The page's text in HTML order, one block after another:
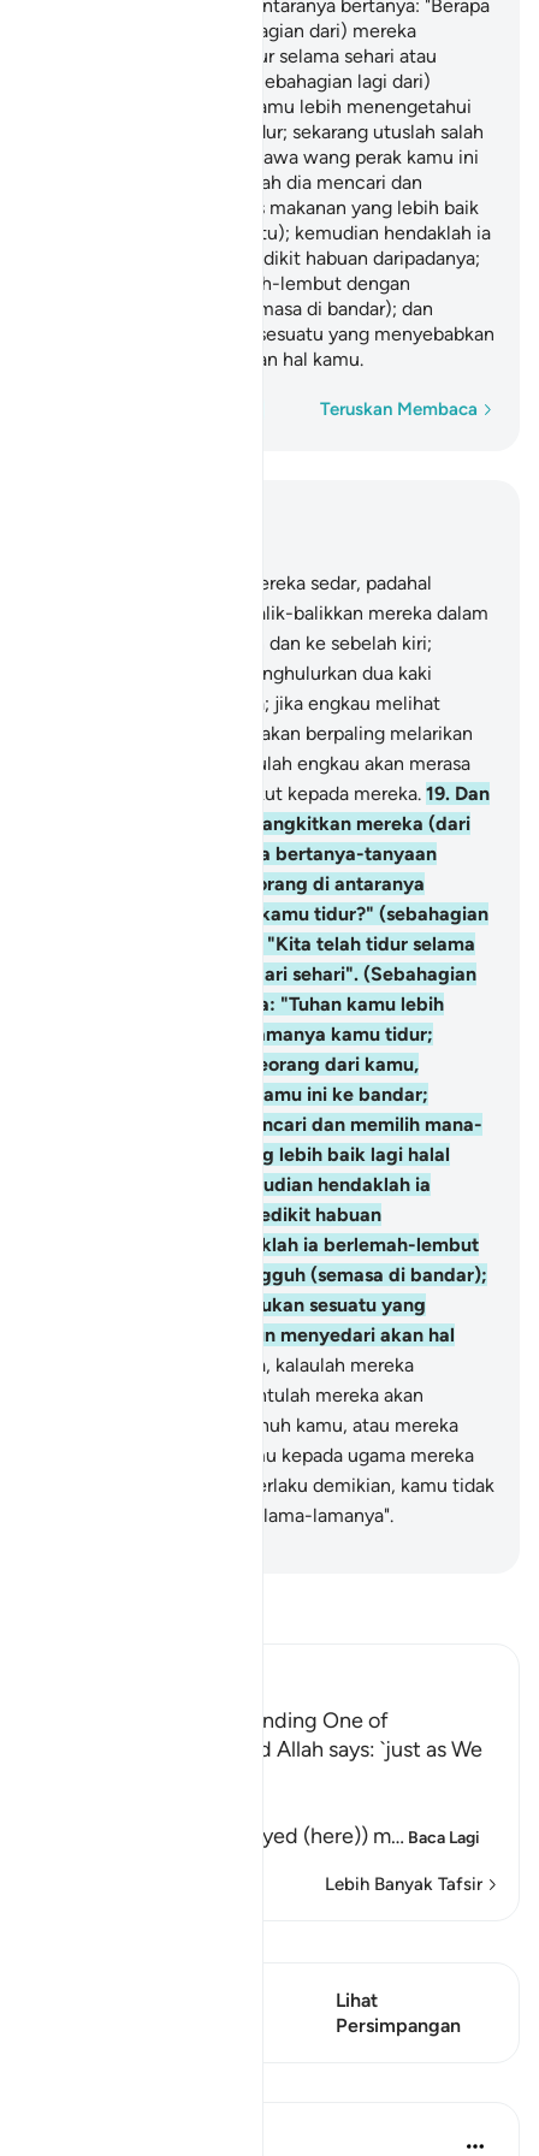
sendiri. Salah seorang di antaranya bertanya: "Berapa
lama kamu tidur?" (sebahagian dari) mereka
menjawab: "Kita telah tidur selama sehari atau
sebahagian dari sehari". (Sebahagian lagi dari)
mereka berkata: "Tuhan kamu lebih menengetahui
tentang lamanya kamu tidur; sekarang utuslah salah
seorang dari kamu, membawa wang perak kamu ini
ke bandar; kemudian biarlah dia mencari dan
memilih mana-mana jenis makanan yang lebih baik
lagi halal (yang dijual di situ); kemudian hendaklah ia
membawa untuk kamu sedikit habuan daripadanya;
dan hendaklah ia berlemah-lembut dengan
bersungguh-sungguh (semasa di bandar); dan
janganlah dia melakukan sesuatu yang menyebabkan
sesiapapun menyedari akan hal kamu.
Teruskan Membaca
Their awakening and sending One of
Themselves to buy Food Allah says: `just as We
(How long have you stayed (here)) m… Baca Lagi
Lebih Banyak Tafsir
Lihat
Persimpangan
Dan engkau sangka mereka sedar, padahal
mereka tidur; dan Kami balik-balikkan mereka dalam
tidurnya ke sebelah kanan dan ke sebelah kiri;
sedang anjing mereka menghulurkan dua kaki
depannya dekat pintu gua; jika engkau melihat
mereka, tentulah engkau akan berpaling melarikan
diri dari mereka, dan tentulah engkau akan merasa
sepenuh-penuh gerun takut kepada mereka. 19. Dan
demikianlah pula Kami bangkitkan mereka (dari
tidurnya), supaya mereka bertanya-tanyaan
sesama sendiri. Salah seorang di antaranya
bertanya: "Berapa lama kamu tidur?" (sebahagian
dari) mereka menjawab: "Kita telah tidur selama
sehari atau sebahagian dari sehari". (Sebahagian
lagi dari) mereka berkata: "Tuhan kamu lebih
menengetahui tentang lamanya kamu tidur;
sekarang utuslah salah seorang dari kamu,
membawa wang perak kamu ini ke bandar;
kemudian biarlah dia mencari dan memilih mana-
mana jenis makanan yang lebih baik lagi halal
(yang dijual di situ); kemudian hendaklah ia
membawa untuk kamu sedikit habuan
daripadanya; dan hendaklah ia berlemah-lembut
dengan bersungguh-sungguh (semasa di bandar);
dan janganlah dia melakukan sesuatu yang
menyebabkan sesiapapun menyedari akan hal
"Sesungguhnya, kalaulah mereka
mengetahui hal kamu, tentulah mereka akan
merejam dengan membunuh kamu, atau mereka
akan mengembalikan kamu kepada ugama mereka
(secara paksa); dan jika berlaku demikian, kamu tidak
sekali-kali akan berjaya selama-lamanya".